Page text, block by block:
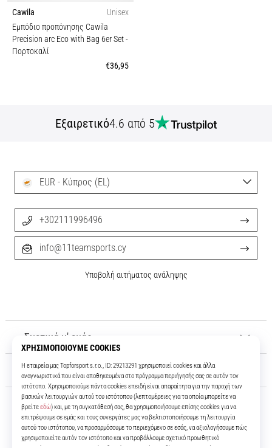
Cawila
Unisex
Εμπόδιο προπόνησης Cawila
Precision arc Eco with Bag 6er Set-
Πορτοκαλί
€36,95
Εξαιρετικό4.6 από 5
11teamsports.cy
Για πάνω από 16 χρόνια είμαστε οι συμπαίκτες σας, προσφέροντάς σας
Σχετικά μ' εμάς
Εξυπηρέτηση πελατών
EUR - Κύπρος (EL)
+302111996496
info@11teamsports.cy
Υποβολή αιτήματος ανάληψης